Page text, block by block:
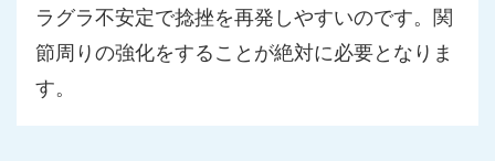
ラグラ不安定で捻挫を再発しやすいのです。関
節周りの強化をすることが絶対に必要となりま
す。